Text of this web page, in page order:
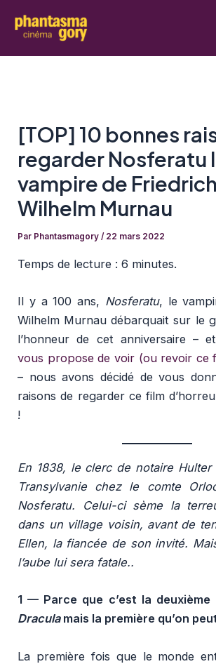
[TOP] 10 bonnes
regarder Nosferatu
vampire de Friedrich
Wilhelm Murnau
Par Phantasmagory/ 22 mars 2022
Temps de lecture : 6 minutes.
Il y a 100 ans, Nosferatu, le
Wilhelm Murnau débarquait sur le
l’honneur de cet anniversaire –
vous propose de voir (ou revoir ce
– nous avons décidé de vous
raisons de regarder ce film
!
En 1838, le clerc de notaire
Transylvanie chez le comte
Nosferatu. Celui-ci sème la
dans un village voisin, avant de
Ellen, la fiancée de son invité.
l’aube lui sera fatale..
1 — Parce que c’est la deuxième
Draculamais la première qu’on
La première fois que le monde